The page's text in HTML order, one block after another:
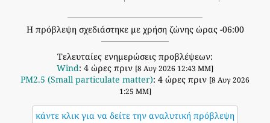
Η πρόβλεψη σχεδιάστηκε με χρήση ζώνης ώρας -06:00
Τελευταίες ενημερώσεις προβλέψεων:
Wind: 4 ώρες πριν [8 Αυγ 2026 12:43 ΜΜ]
PM2.5 (Small particulate matter): 4 ώρες πριν [8 Αυγ 2026
1:25 ΜΜ]
κάντε κλικ για να δείτε την αναλυτική πρόβλεψη